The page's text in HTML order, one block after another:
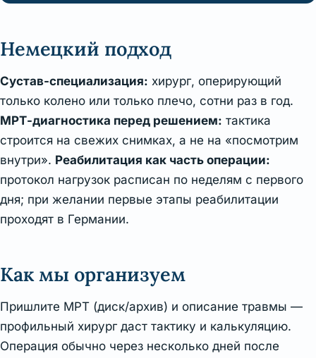
Немецкий подход
Сустав-специализация: хирург, оперирующий
только колено или только плечо, сотни раз в год.
МРТ-диагностика перед решением: тактика
строится на свежих снимках, а не на «посмотрим
внутри». Реабилитация как часть операции:
протокол нагрузок расписан по неделям с первого
дня; при желании первые этапы реабилитации
проходят в Германии.
Как мы организуем
Пришлите МРТ (диск/архив) и описание травмы —
профильный хирург даст тактику и калькуляцию.
Операция обычно через несколько дней после